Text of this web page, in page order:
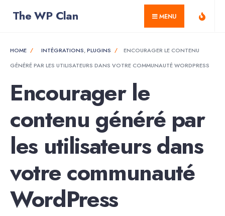
The WP Clan MENU
HOME INTÉGRATIONS,PLUGINS
ENCOURAGER LE CONTENU
GÉNÉRÉ PAR LES UTILISATEURS DANS VOTRE COMMUNAUTÉ WORDPRESS
Encourager le
contenu généré par
les utilisateurs dans
votre communauté
WordPress